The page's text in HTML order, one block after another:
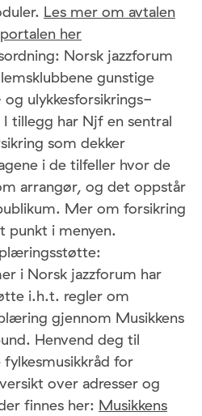
Les mer om avtalen
her
Norsk jazzforum
gunstige
og ulykkesforsikrings­
tillegg har Njf en sentral
som dekker
i de tilfeller hvor de
arrangør, og det oppstår
Mer om forsikring
punkt i menyen.
i Norsk jazzforum har
i.h.t. regler om
gjennom Musikkens
Henvend deg til
for
over adresser og
finnes her: Musikkens